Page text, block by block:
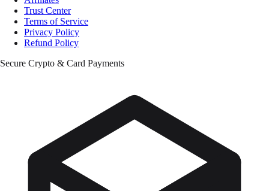
Trust Center
Terms of Service
Privacy Policy
Refund Policy
Secure Crypto & Card Payments